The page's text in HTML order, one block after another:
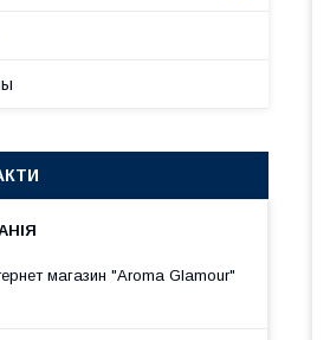
магазин "Aroma Glamour"